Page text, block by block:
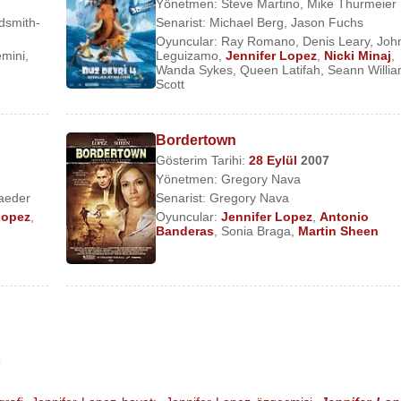
Relief (Tv dizisi)
dizisi)
Yönetmen: Steve Martino,
Mike Thurmeier
Senarist: Michael Berg Jason Fuchs
Oyuncular: Ray Romano, Denis Leary,
Leguizamo, Jennifer Lopez, Nicki Minaj
Wanda Sykes, Queen Latifah
Seann
Scott
Bordertown
Gösterim Tarihi: 28 Eylül 2007
Yönetmen: Gregory Nava
Senarist: Gregory Nava
Oyuncular: Jennifer Lopez, Antonio
Banderas, Sonia Braga Martin Sheen